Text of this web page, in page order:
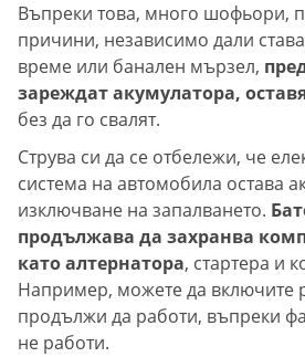
Въпреки това, много шофьори,
причини, независимо дали
време или банален мързел,
зареждат акумулатора,
без да го свалят.
Струва си да се отбележи, че
система на автомобила остава
изключване на запалването.
продължава да захранва
като алтернатора, стартера и
Например, можете да включите
продължи да работи, въпреки
не работи.